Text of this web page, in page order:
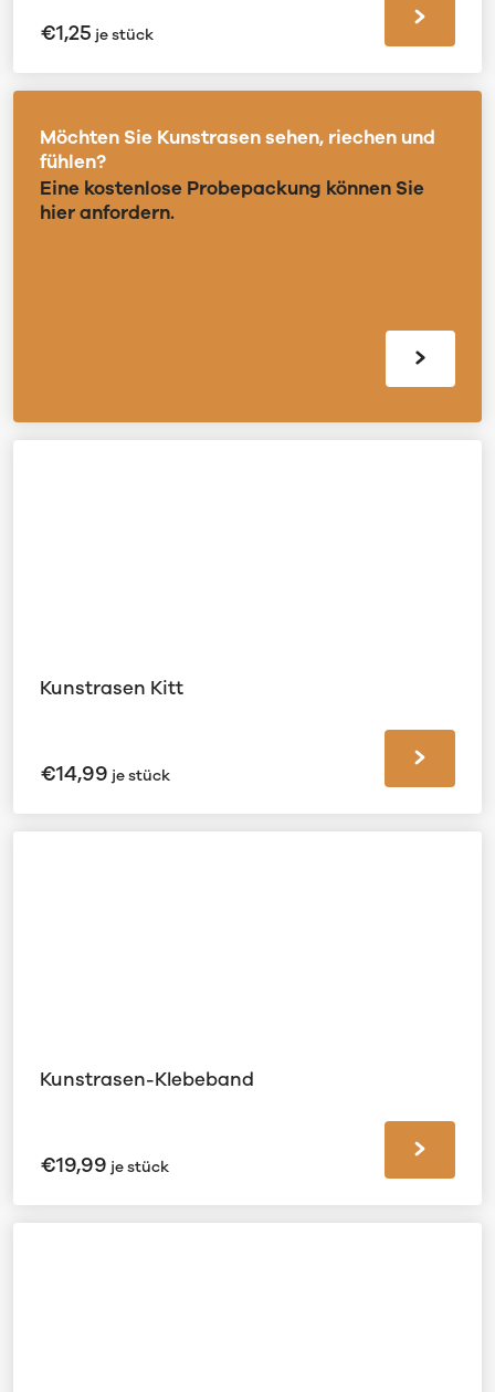
€1,25 je stück
Möchten Sie Kunstrasen sehen, riechen und
fühlen?
Eine kostenlose Probepackung können Sie
hier anfordern.
Kunstrasen Kitt
€14,99 je stück
Kunstrasen-Klebeband
€19,99 je stück